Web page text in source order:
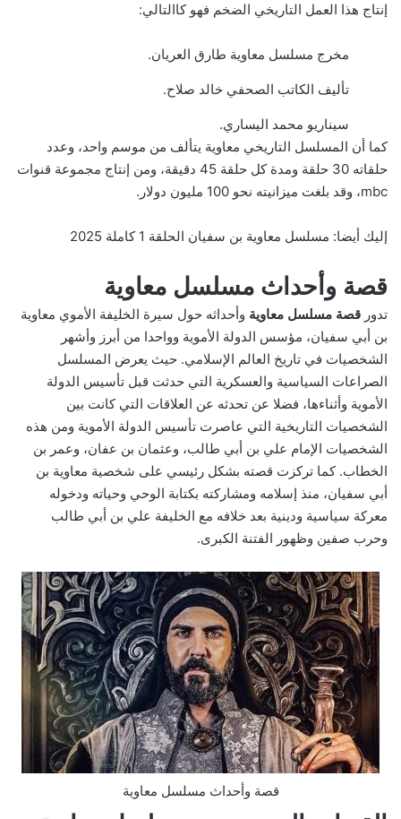
إنتاج هذا العمل التاريخي الضخم فهو كاالتالي:
مخرج مسلسل معاوية طارق العريان.
تأليف الكاتب الصحفي خالد صلاح.
سيناريو محمد اليساري.
كما أن المسلسل التاريخي معاوية يتألف من موسم واحد، وعدد
حلقاته 30 حلقة ومدة كل حلقة 45 دقيقة، ومن إنتاج مجموعة قنوات
mbc، وقد بلغت ميزانيته نحو 100 مليون دولار.
إليك أيضا: مسلسل معاوية بن سفيان الحلقة 1 كاملة 2025
قصة وأحداث مسلسل معاوية
تدورقصة مسلسل معاوية وأحداثه حول سيرة الخليفة الأموي معاوية
بن أبي سفيان، مؤسس الدولة الأموية وواحدا من أبرز وأشهر
الشخصيات في تاريخ العالم الإسلامي. حيث يعرض المسلسل
الصراعات السياسية والعسكرية التي حدثت قبل تأسيس الدولة
الأموية وأثناءها، فضلا عن تحدثه عن العلاقات التي كانت بين
الشخصيات التاريخية التي عاصرت تأسيس الدولة الأموية ومن هذه
الشخصيات الإمام علي بن أبي طالب، وعثمان بن عفان، وعمر بن
الخطاب. كما تركزت قصته بشكل رئيسي على شخصية معاوية بن
أبي سفيان، منذ إسلامه ومشاركته بكتابة الوحي وحياته ودخوله
معركة سياسية ودينية بعد خلافه مع الخليفة علي بن أبي طالب
وحرب صفين وظهور الفتنة الكبرى.
قصة وأحداث مسلسل معاوية